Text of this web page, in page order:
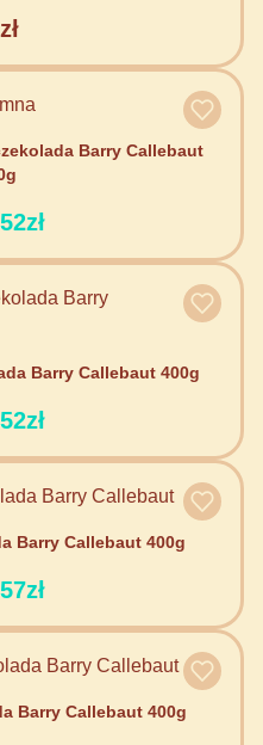
Barry Callebaut
52zł
Barry Callebaut 400g
52zł
Barry Callebaut 400g
57zł
Barry Callebaut 400g